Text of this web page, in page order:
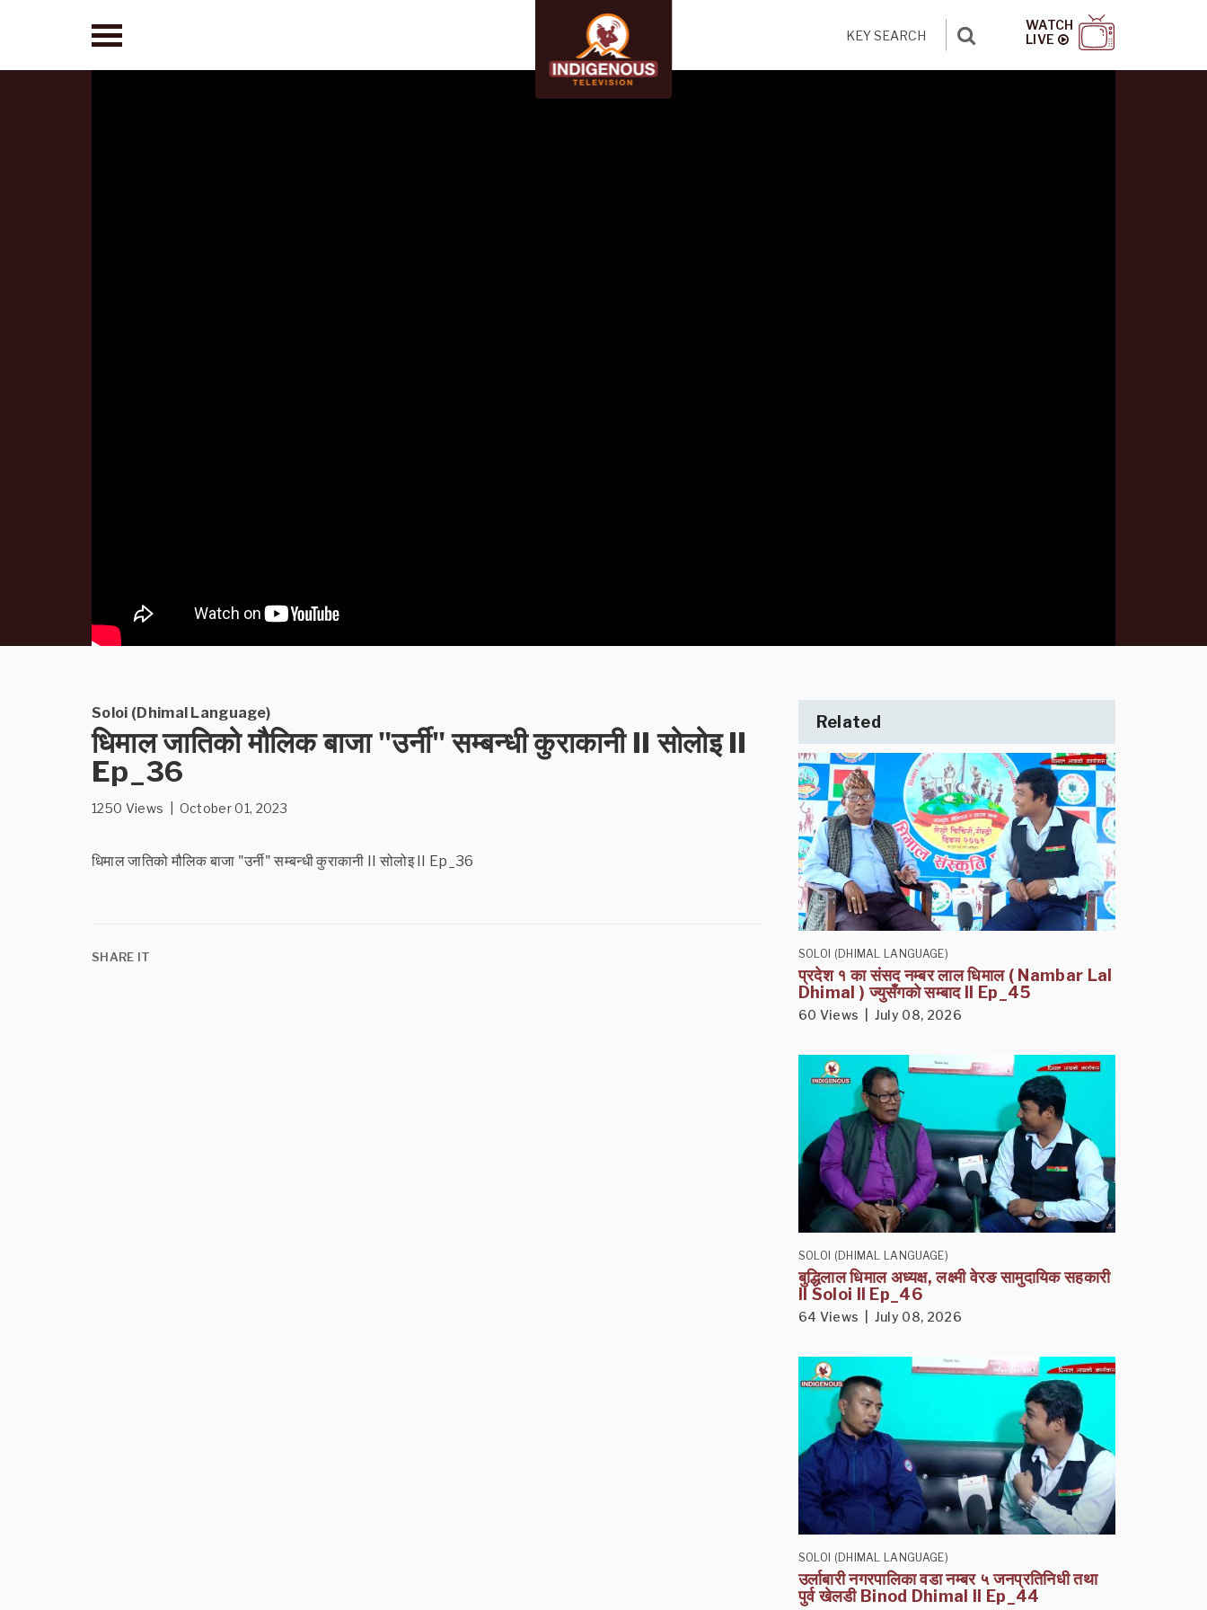
WATCH
LIVE
Soloi (Dhimal Language)
धिमाल जातिको मौलिक बाजा "उर्नी" सम्बन्धी कुराकानी II सोलोइ II
Ep_36
1250 Views | October 01, 2023
धिमाल जातिको मौलिक बाजा "उर्नी" सम्बन्धी कुराकानी II सोलोइ II Ep_36
SHARE IT
Related
SOLOI (DHIMAL LANGUAGE)
प्रदेश १ का संसद नम्बर लाल धिमाल ( Nambar Lal
Dhimal ) ज्युसँगको सम्बाद II Ep_45
60 Views | July 08, 2026
SOLOI (DHIMAL LANGUAGE)
बुद्धिलाल धिमाल अध्यक्ष, लक्ष्मी वेरङ सामुदायिक सहकारी
II Soloi II Ep_46
64 Views | July 08, 2026
SOLOI (DHIMAL LANGUAGE)
उर्लाबारी नगरपालिका वडा नम्बर ५ जनप्रतिनिधी तथा
पुर्व खेलडी Binod Dhimal II Ep_44